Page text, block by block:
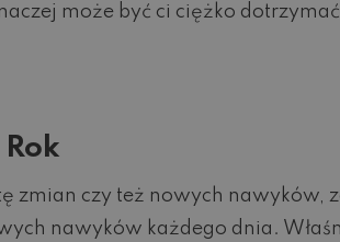
może być ci ciężko
zmian czy też nowych
nawyków każdego dnia.